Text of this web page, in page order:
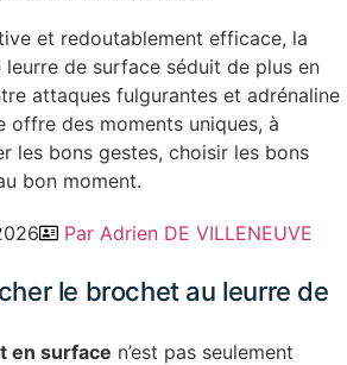
et redoutablement efficace, la
de surface séduit de plus en
attaques fulgurantes et adrénaline
offre des moments uniques, à
les bons gestes, choisir les bons
bon moment.
Par Adrien DE VILLENEUVE
le brochet au leurre de
en surface n’est pas seulement